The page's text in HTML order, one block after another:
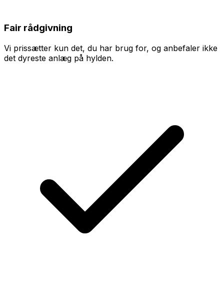
Fair rådgivning
Vi prissætter kun det, du har brug for, og anbefaler ikke
det dyreste anlæg på hylden.